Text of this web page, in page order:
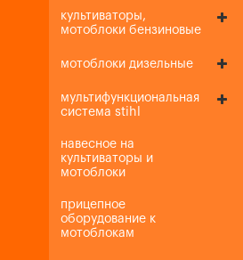
культиваторы,
мотоблоки бензиновые
мотоблоки дизельные
мультифункциональная
система stihl
навесное на
культиваторы и
мотоблоки
прицепное
оборудование к
мотоблокам